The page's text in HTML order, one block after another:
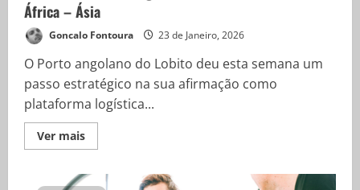
África – Ásia
Goncalo Fontoura 23 de Janeiro, 2026
O Porto angolano do Lobito deu esta semana um
passo estratégico na sua afirmação como
plataforma logística...
Ver mais